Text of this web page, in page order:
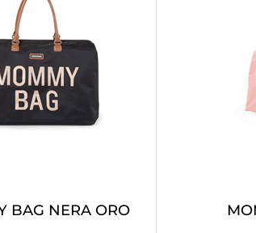
BAG NERA ORO